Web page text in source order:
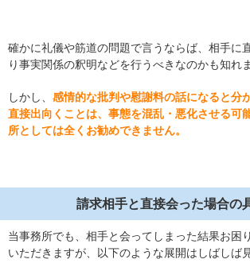
確かに礼儀や筋道の問題で言うならば、相手に
り事実関係の釈明などを行うべきなのかも知れ
しかし、 感情的な批判や慰謝料の話になると分
直接出向くことは、事態を混乱・悪化させる可
所としては全くお勧めできません。
請求相手と直接会った場合の
当事務所でも、相手と会ってしまった結果お困
いただきますが、以下のような展開はしばしば